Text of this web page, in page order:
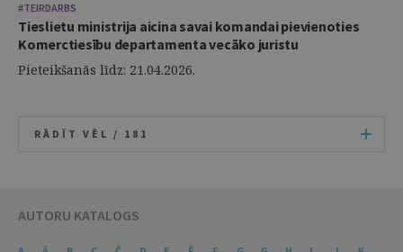
#TEIRDARBS
Tieslietu ministrija aicina savai komandai pievienoties
Komerctiesību departamenta vecāko juristu
Pieteikšanās līdz: 21.04.2026.
RĀDĪT VĒL / 181
AUTORU KATALOGS